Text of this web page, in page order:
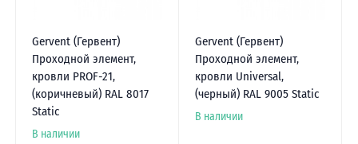
Gervent (Гервент)
Проходной элемент,
кровли PROF-21,
(коричневый) RAL 8017
Static
В наличии
Gervent (Гервент)
Проходной элемент,
кровли Universal,
(черный) RAL 9005 Static
В наличии